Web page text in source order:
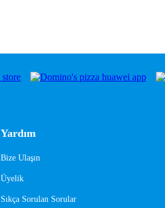
Yardım
Bize Ulaşın
Üyelik
Sıkça Sorulan Sorular